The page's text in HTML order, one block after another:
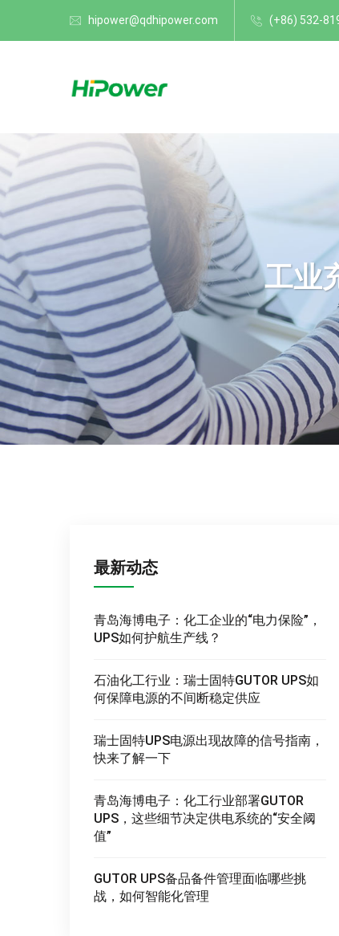
hipower@qdhipower.com (+86) 532-
工业
最新动态
青岛海博电子：化工企业的“电力保险”，
UPS如何护航生产线？
石油化工行业：瑞士固特GUTOR UPS如
何保障电源的不间断稳定供应
瑞士固特UPS电源出现故障的信号指南，
快来了解一下
青岛海博电子：化工行业部署GUTOR
UPS，这些细节决定供电系统的“安全阈
值”
GUTOR UPS备品备件管理面临哪些挑
战，如何智能化管理